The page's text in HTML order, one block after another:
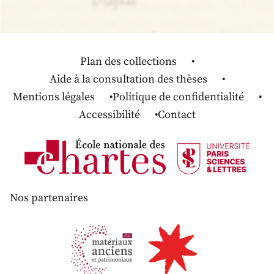
Plan des collections
Aide à la consultation des thèses
Mentions légales
Politique de confidentialité
Accessibilité
Contact
Nos partenaires